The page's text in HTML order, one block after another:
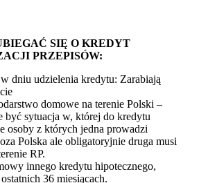
SIĘ O KREDYT
PRZEPISÓW:
dniu udzielenia kredytu: Zarabiają
domowe na terenie Polski –
być sytuacja w, której do kredytu
osoby z których jedna prowadzi
Polska ale obligatoryjnie druga musi
RP.
innego kredytu hipotecznego,
36 miesiącach.